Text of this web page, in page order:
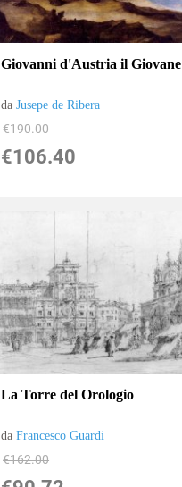
Giovanni d'Austria il Giovane
daJusepe de Ribera
€190.00
€106.40
La Torre del Orologio
daFrancesco Guardi
€162.00